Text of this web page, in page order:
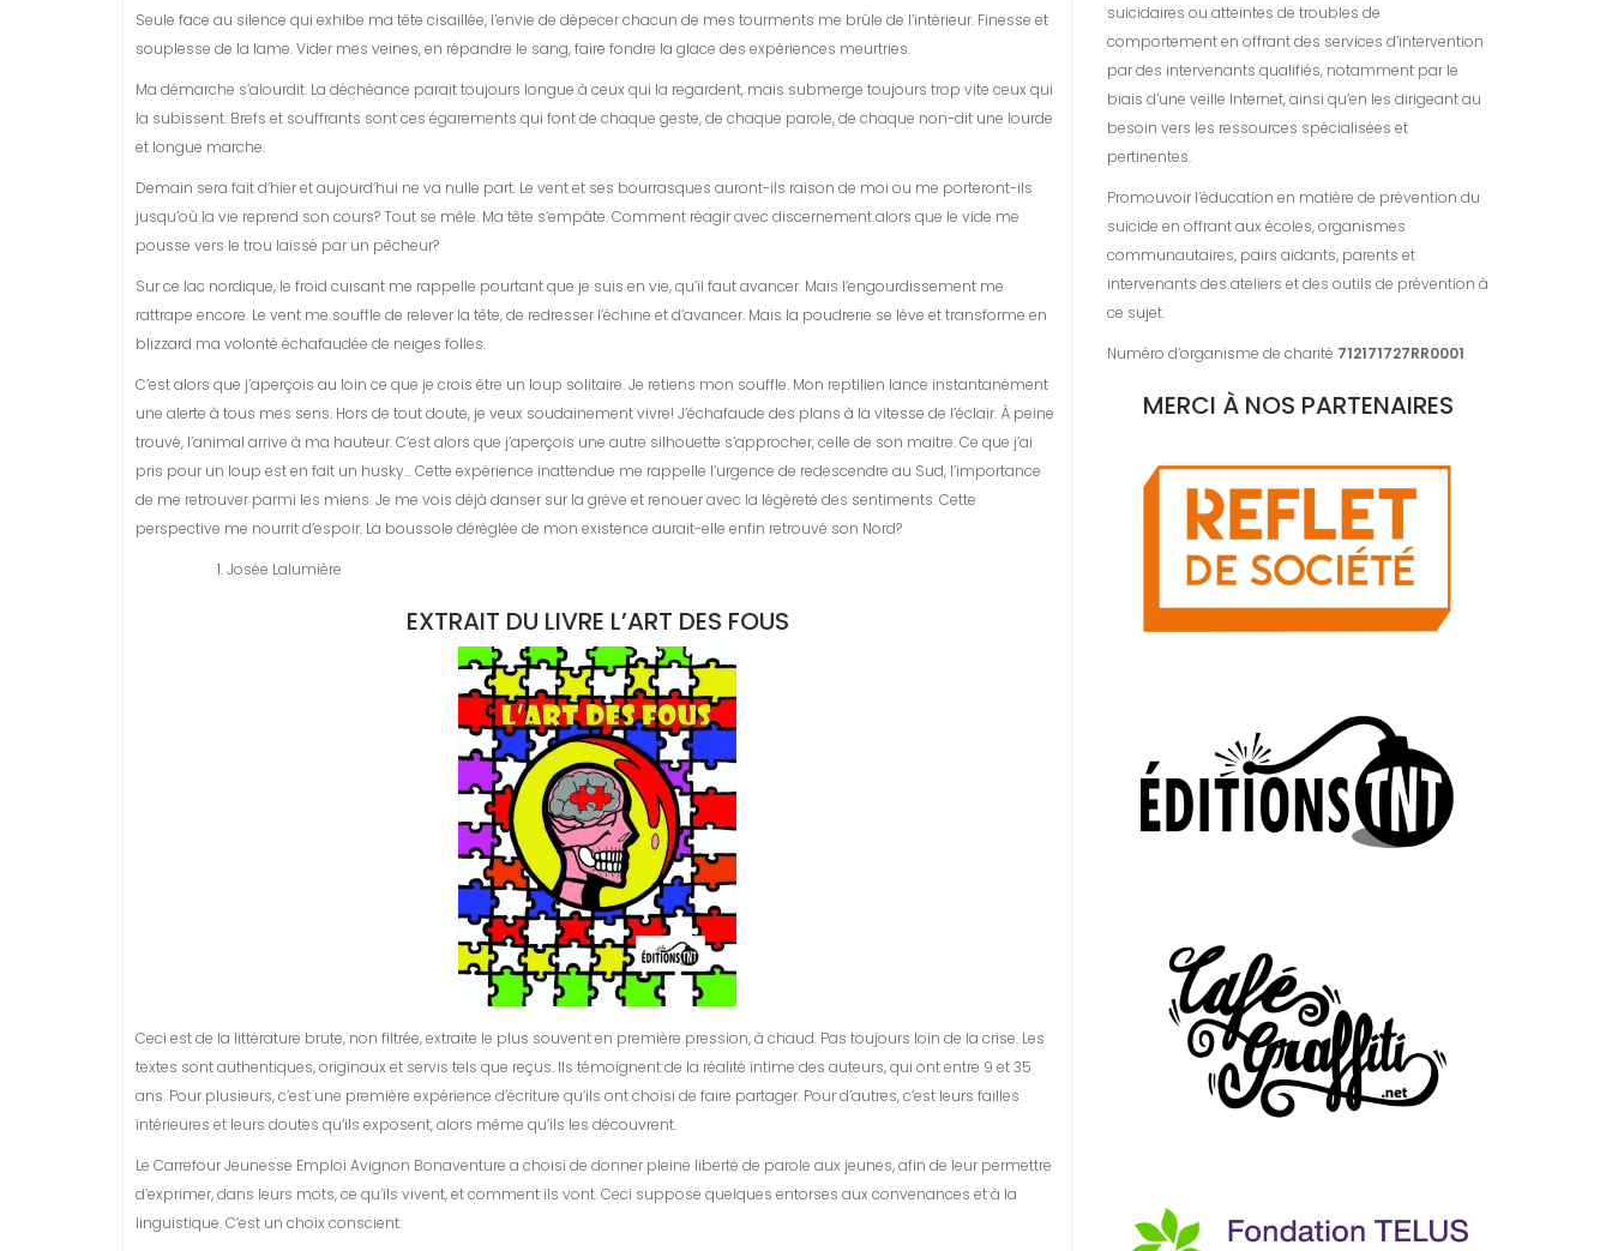
Seule face au silence qui exhibe ma tête cisaillée, l’envie de dépecer chacun de mes tourments me brûle de l’intérieur. Finesse et
souplesse de la lame. Vider mes veines, en répandre le sang, faire fondre la glace des expériences meurtries.
Ma démarche s’alourdit. La déchéance parait toujours longue à ceux qui la regardent, mais submerge toujours trop vite ceux qui
la subissent. Brefs et souffrants sont ces égarements qui font de chaque geste, de chaque parole, de chaque non-dit une lourde
et longue marche.
Demain sera fait d’hier et aujourd’hui ne va nulle part. Le vent et ses bourrasques auront-ils raison de moi ou me porteront-ils
jusqu’où la vie reprend son cours? Tout se mêle. Ma tête s’empâte. Comment réagir avec discernement alors que le vide me
pousse vers le trou laissé par un pêcheur?
Sur ce lac nordique, le froid cuisant me rappelle pourtant que je suis en vie, qu’il faut avancer. Mais l’engourdissement me
rattrape encore. Le vent me souffle de relever la tête, de redresser l’échine et d’avancer. Mais la poudrerie se lève et transforme en
blizzard ma volonté échafaudée de neiges folles.
C’est alors que j’aperçois au loin ce que je crois être un loup solitaire. Je retiens mon souffle. Mon reptilien lance instantanément
une alerte à tous mes sens. Hors de tout doute, je veux soudainement vivre! J’échafaude des plans à la vitesse de l’éclair. À peine
trouvé, l’animal arrive à ma hauteur. C’est alors que j’aperçois une autre silhouette s’approcher, celle de son maitre. Ce que j’ai
pris pour un loup est en fait un husky… Cette expérience inattendue me rappelle l’urgence de redescendre au Sud, l’importance
de me retrouver parmi les miens. Je me vois déjà danser sur la grève et renouer avec la légèreté des sentiments. Cette
perspective me nourrit d’espoir. La boussole déréglée de mon existence aurait-elle enfin retrouvé son Nord?
Josée Lalumière
EXTRAIT DU LIVRE L’ART DES FOUS
Ceci est de la littérature brute, non filtrée, extraite le plus souvent en première pression, à chaud. Pas toujours loin de la crise. Les
textes sont authentiques, originaux et servis tels que reçus. Ils témoignent de la réalité intime des auteurs, qui ont entre 9 et 35
ans. Pour plusieurs, c’est une première expérience d’écriture qu’ils ont choisi de faire partager. Pour d’autres, c’est leurs failles
intérieures et leurs doutes qu’ils exposent, alors même qu’ils les découvrent.
Le Carrefour Jeunesse Emploi Avignon Bonaventure a choisi de donner pleine liberté de parole aux jeunes, afin de leur permettre
d’exprimer, dans leurs mots, ce qu’ils vivent, et comment ils vont. Ceci suppose quelques entorses aux convenances et à la
linguistique. C’est un choix conscient.
suicidaires ou atteintes de troubles de
comportement en offrant des services d’intervention
par des intervenants qualifiés, notamment par le
biais d’une veille Internet, ainsi qu’en les dirigeant au
besoin vers les ressources spécialisées et
pertinentes.
Promouvoir l’éducation en matière de prévention du
suicide en offrant aux écoles, organismes
communautaires, pairs aidants, parents et
intervenants des ateliers et des outils de prévention à
ce sujet.
Numéro d’organisme de charité 712171727RR0001
MERCI À NOS PARTENAIRES